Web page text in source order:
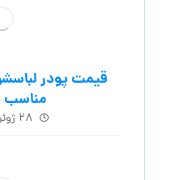
قیمت پودر
مناسب
۲۸ ژوئن, ۲۰۲۵